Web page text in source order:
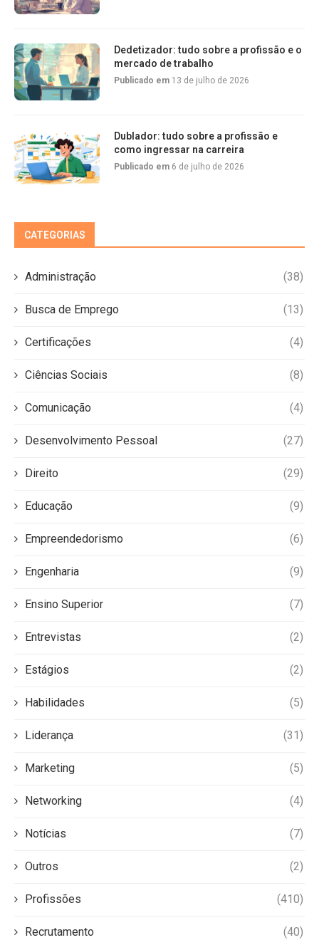
Dedetizador: tudo sobre a profissão e o
mercado de trabalho
Publicado em 13 de julho de 2026
Dublador: tudo sobre a profissão e
como ingressar na carreira
Publicado em 6 de julho de 2026
CATEGORIAS
Administração (38)
Busca de Emprego (13)
Certificações (4)
Ciências Sociais (8)
Comunicação (4)
Desenvolvimento Pessoal (27)
Direito (29)
Educação (9)
Empreendedorismo (6)
Engenharia (9)
Ensino Superior (7)
Entrevistas (2)
Estágios (2)
Habilidades (5)
Liderança (31)
Marketing (5)
Networking (4)
Notícias (7)
Outros (2)
Profissões (410)
Recrutamento (40)